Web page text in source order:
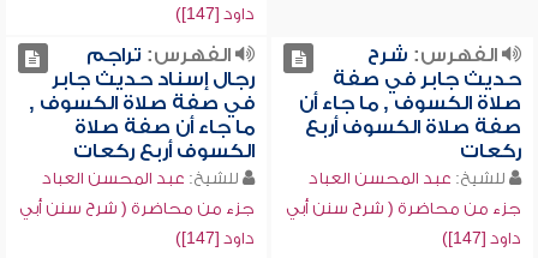
داود [147])
الفهرس: شرح
حديث جابر في صفة
صلاة الكسوف , ما جاء أن
صفة صلاة الكسوف أربع
ركعات
للشيخ: عبد المحسن العباد
جزء من محاضرة ( شرح سنن أبي
داود [147])
الفهرس: تراجم
رجال إسناد حديث جابر
في صفة صلاة الكسوف ,
ما جاء أن صفة صلاة
الكسوف أربع ركعات
للشيخ: عبد المحسن العباد
جزء من محاضرة ( شرح سنن أبي
داود [147])